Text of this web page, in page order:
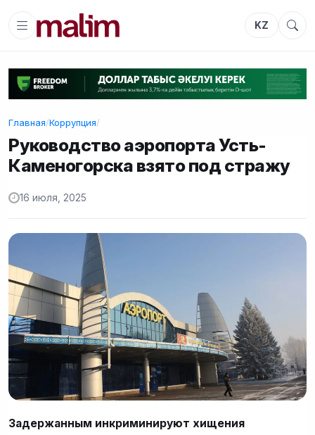
KZ
Главная/Коррупция/
Руководство аэропорта Усть-
Каменогорска взято под стражу
16 июля, 2025
Задержанным инкриминируют хищения